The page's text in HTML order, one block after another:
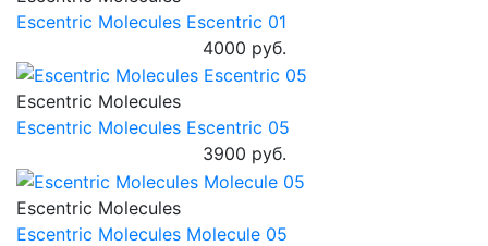
Escentric Molecules Escentric 01
4000 руб.
Escentric Molecules
Escentric Molecules Escentric 05
3900 руб.
Escentric Molecules
Escentric Molecules Molecule 05